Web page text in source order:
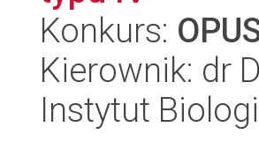
Konkurs:
Kierownik: dr
Instytut